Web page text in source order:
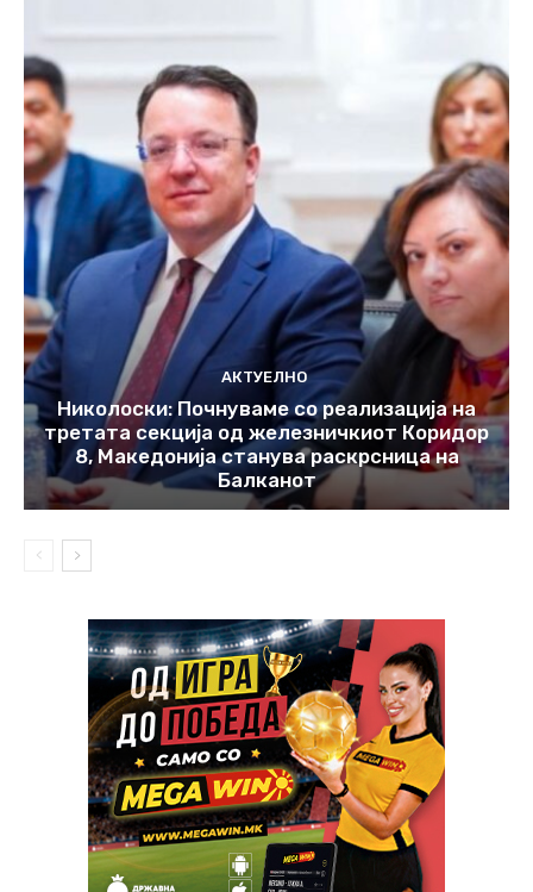
АКТУЕЛНО
Николоски: Почнуваме со реализација на
третата секција од железничкиот Коридор
8, Македонија станува раскрсница на
Балканот